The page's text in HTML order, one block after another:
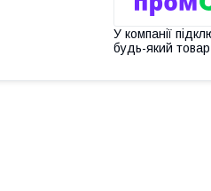
У компанії
будь-який